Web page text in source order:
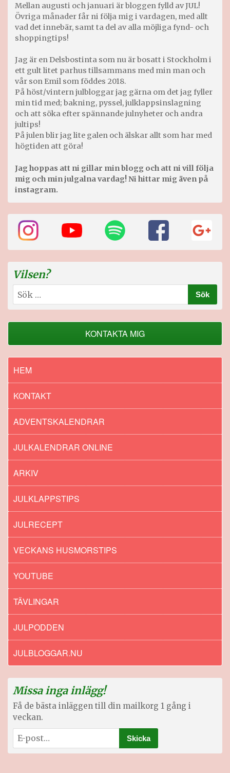
Mellan augusti och januari är bloggen fylld av JUL!
Övriga månader får ni följa mig i vardagen, med allt
vad det innebär, samt ta del av alla möjliga fynd- och
shoppingtips!
Jag är en Delsbostinta som nu är bosatt i Stockholm i
ett gult litet parhus tillsammans med min man och
vår son Emil som föddes 2018.
På höst/vintern julbloggar jag gärna om det jag fyller
min tid med; bakning, pyssel, julklappsinslagning
och att söka efter spännande julnyheter och andra
jultips!
På julen blir jag lite galen och älskar allt som har med
högtiden att göra!
Jag hoppas att ni gillar min blogg och att ni vill följa
mig och min julgalna vardag! Ni hittar mig även på
instagram.
Vilsen?
Sök
efter:
KONTAKTA MIG
HEM
KONTAKT
ADVENTSKALENDRAR
JULKALENDRAR ONLINE
ARKIV
JULKLAPPSTIPS
JULRECEPT
VECKANS HUSMORSTIPS
YOUTUBE
TÄVLINGAR
JULPODDEN
JULBLOGGAR.NU
Missa inga inlägg!
Få de bästa inläggen till din mailkorg 1 gång i
veckan.